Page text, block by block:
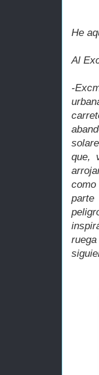
He
Al
-
que,
parte